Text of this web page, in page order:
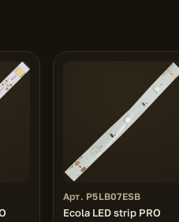
Арт. P5LB07ESB
Ecola LED strip PRO